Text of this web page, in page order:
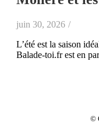
juin 30, 2026 /
L’été est la saison
Balade-toi.fr est en
©